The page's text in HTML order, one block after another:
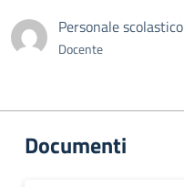
Personale scolastico
Docente
Documenti